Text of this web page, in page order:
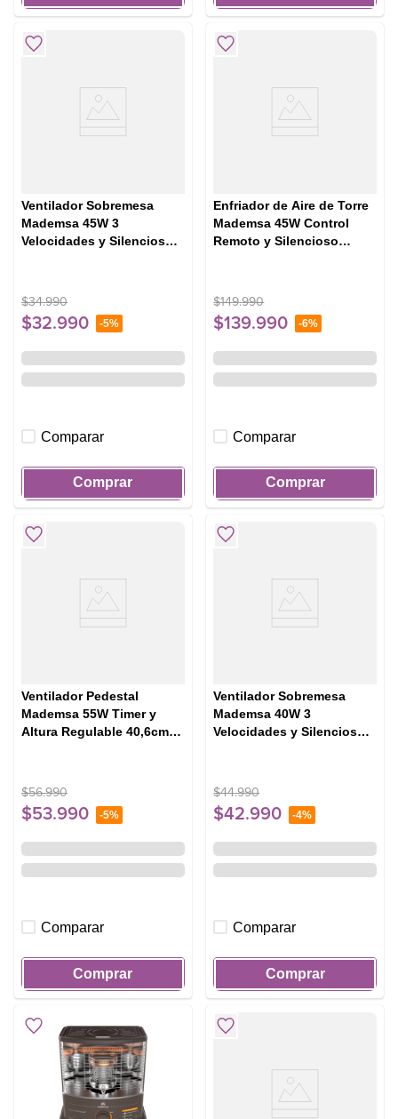
Ventilador Sobremesa
Mademsa 45W 3
Velocidades y Silencioso
$34.990
$32.990 -5%
Comparar
Comprar
Enfriador de Aire de Torre
Mademsa 45W Control
Remoto y Silencioso
$149.990
$139.990 -6%
Comparar
Comprar
Ventilador Pedestal
Mademsa 55W Timer y
Altura Regulable 40,6cm
$56.990
$53.990 -5%
Comparar
Comprar
Ventilador Sobremesa
Mademsa 40W 3
Velocidades y Silencioso
$44.990
$42.990 -4%
Comparar
Comprar